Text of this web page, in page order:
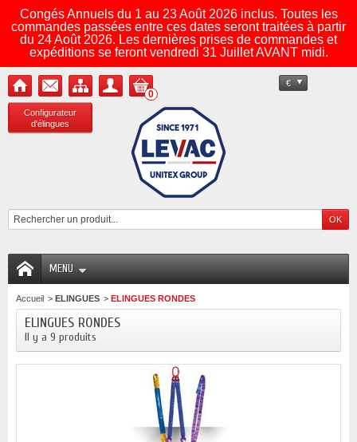
Congés Annuels du 1 au 23 Août 2026 inclus. Toutes les
commandes passées entre ces dates seront traitées à partir
du 24 Août 2026. Les dernières prises de commandes et
expéditions se feront vendredi 31 Juillet AVANT midi.
Configurateur
d'élingues
€
0
MENU
Accueil > ELINGUES > ELINGUES RONDES
ELINGUES RONDES
Il y a 9 produits